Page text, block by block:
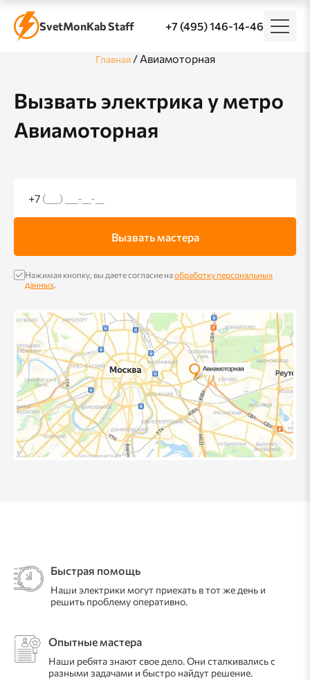
SvetMonKab Staff +7 (495) 146-14-46
Главная/ Авиамоторная
Вызвать электрика у метро
Авиамоторная
+7 (___) ___-__-__
Вызвать мастера
Нажимая кнопку, вы даете согласие наобработку персональных
данных.
Быстрая помощь
Наши электрики могут приехать в тот же день и
решить проблему оперативно.
Опытные мастера
Наши ребята знают свое дело. Они сталкивались с
разными задачами и быстро найдут решение.